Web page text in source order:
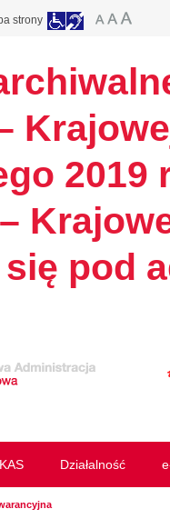
strony
2019
pod
KAS Działalność